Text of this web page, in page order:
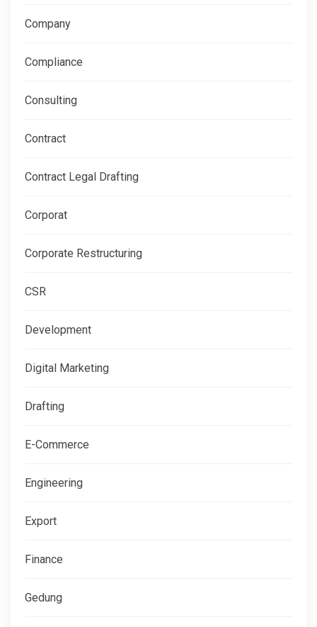
Company
Compliance
Consulting
Contract
Contract Legal Drafting
Corporat
Corporate Restructuring
CSR
Development
Digital Marketing
Drafting
E-Commerce
Engineering
Export
Finance
Gedung